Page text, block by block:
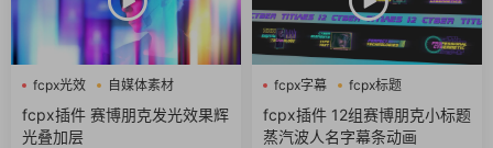
fcpx光效
自媒体素材
赛博朋克
fcpx插件 赛博朋克发光效果辉
光叠加层
fcpx字幕
fcpx标题
fcpx片头
fcpx插件 12组赛博朋克小标题
蒸汽波人名字幕条动画